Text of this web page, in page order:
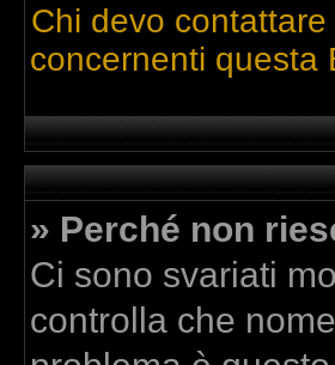
Chi devo
concernenti questa
» Perché non
Ci sono svariati
controlla che